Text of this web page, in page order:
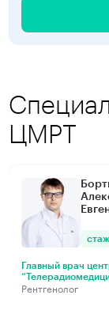
ЦМРТ
Главный врач
Рентгенолог